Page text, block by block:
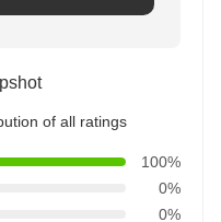
of all ratings
100%
0%
0%